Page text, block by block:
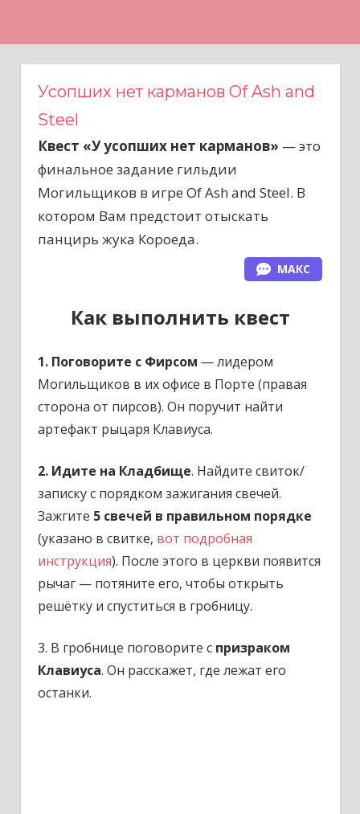
Усопших нет карманов Of Ash and
Steel
Квест «У усопших нет карманов» — это
финальное задание гильдии
Могильщиков в игре Of Ash and Steel. В
котором Вам предстоит отыскать
панцирь жука Короеда.
МАКС
Как выполнить квест
1. Поговорите с Фирсом — лидером
Могильщиков в их офисе в Порте (правая
сторона от пирсов). Он поручит найти
артефакт рыцаря Клавиуса.
2. Идите на Кладбище. Найдите свиток/
записку с порядком зажигания свечей.
Зажгите 5 свечей в правильном порядке
(указано в свитке, вот подробная
инструкция). После этого в церкви появится
рычаг — потяните его, чтобы открыть
решётку и спуститься в гробницу.
3. В гробнице поговорите с призраком
Клавиуса. Он расскажет, где лежат его
останки.